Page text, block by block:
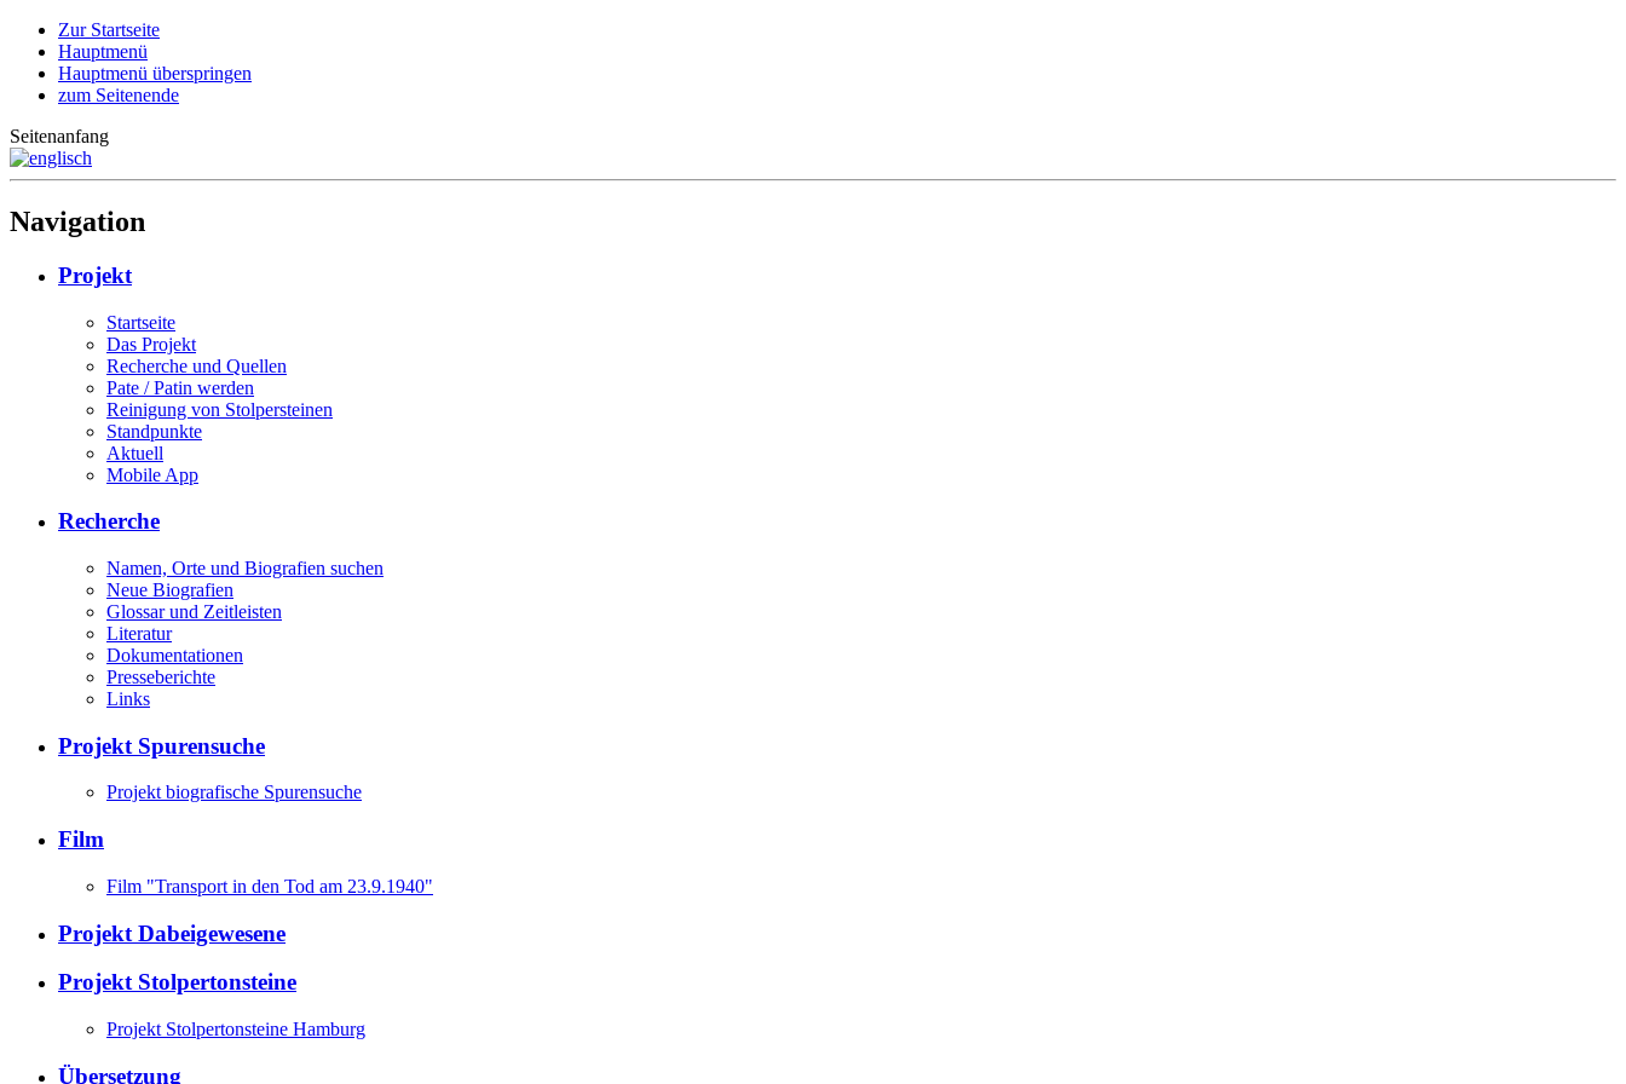
Zur Startseite
Hauptmenü
Hauptmenü überspringen
zum Seitenende
Seitenanfang
Navigation
Projekt
Startseite
Das Projekt
Recherche und Quellen
Pate / Patin werden
Reinigung von Stolpersteinen
Standpunkte
Aktuell
Mobile App
Recherche
Namen, Orte und Biografien suchen
Neue Biografien
Glossar und Zeitleisten
Literatur
Dokumentationen
Presseberichte
Links
Projekt Spurensuche
Projekt biografische Spurensuche
Film
Film "Transport in den Tod am 23.9.1940"
Projekt Dabeigewesene
Projekt Stolpertonsteine
Projekt Stolpertonsteine Hamburg
Übersetzung